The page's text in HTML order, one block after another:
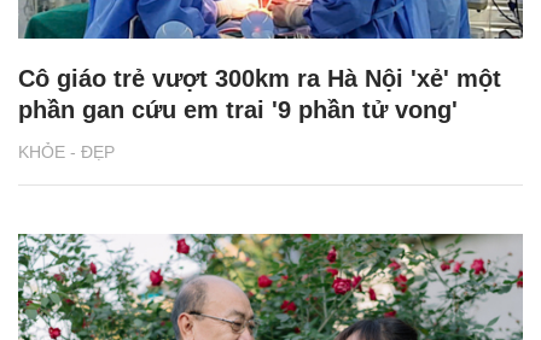
KHỎE - ĐẸP
Cô giáo trẻ vượt 300km ra Hà Nội 'xẻ' một
phần gan cứu em trai '9 phần tử vong'